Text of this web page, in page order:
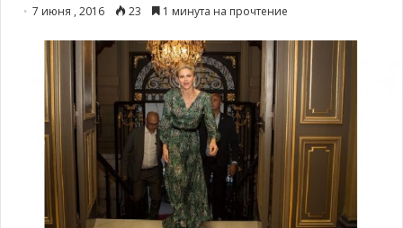
7 июня , 2016 23 1 минута на прочтение